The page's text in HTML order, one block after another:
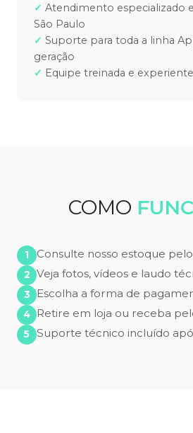
Atendimento especializado
São Paulo
Suporte para toda a linha
geração
Equipe treinada e experiente
COMO
Consulte nosso estoque
Veja fotos, vídeos e laudo
Escolha a forma de
Retire em loja ou receba
Suporte técnico incluído